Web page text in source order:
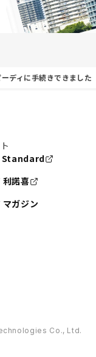
ディに手続きできました
Standard
利諾喜
マガジン
Co., Ltd.